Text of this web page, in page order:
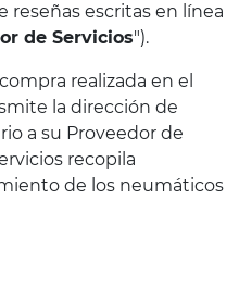
reseñas escritas en línea
de Servicios").
realizada en el
la dirección de
a su Proveedor de
recopila
de los neumáticos